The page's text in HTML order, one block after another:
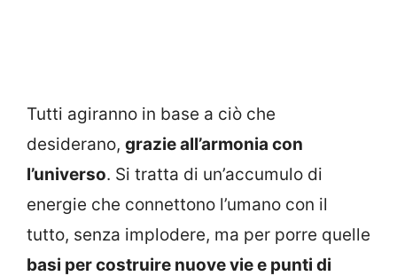
Tutti agiranno in base a ciò che
desiderano, grazie all’armonia con
l’universo. Si tratta di un’accumulo di
energie che connettono l’umano con il
tutto, senza implodere, ma per porre quelle
basi per costruire nuove vie e punti di